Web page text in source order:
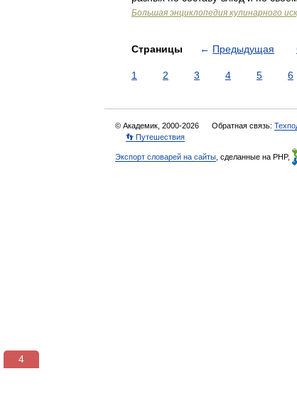
Большая энциклопедия кулинарного
Страницы ← Предыдущая
1 2 3 4 5 6
© Академик, 2000-2026 Обратная связь:
👣 Путешествия
Экспорт словарей на сайты , сделанные на PHP,
3